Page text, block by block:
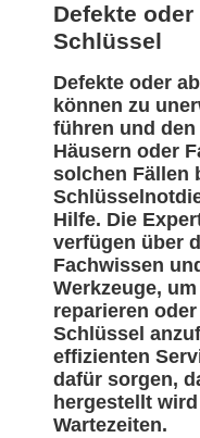
Defekte
Schlüssel
Defekte oder
können zu
führen und
Häusern oder
solchen Fällen
Hilfe. Die
verfügen über
Fachwissen
Werkzeuge,
reparieren
Schlüssel
effizienten
dafür sorgen,
hergestellt
Wartezeiten.